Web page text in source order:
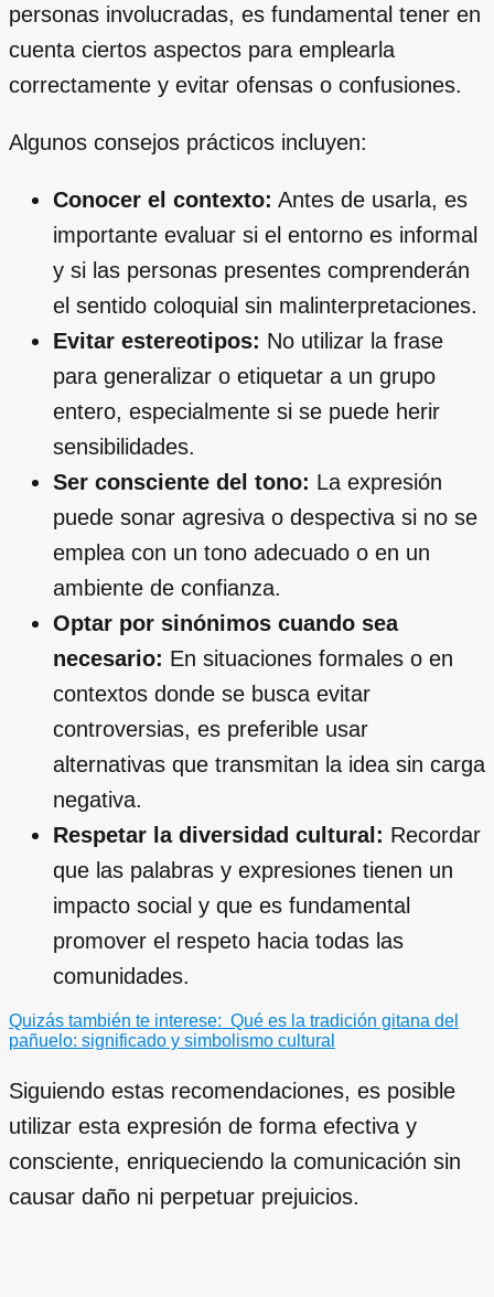
personas involucradas, es fundamental tener en
cuenta ciertos aspectos para emplearla
correctamente y evitar ofensas o confusiones.
Algunos consejos prácticos incluyen:
Conocer el contexto: Antes de usarla, es
importante evaluar si el entorno es informal
y si las personas presentes comprenderán
el sentido coloquial sin malinterpretaciones.
Evitar estereotipos: No utilizar la frase
para generalizar o etiquetar a un grupo
entero, especialmente si se puede herir
sensibilidades.
Ser consciente del tono: La expresión
puede sonar agresiva o despectiva si no se
emplea con un tono adecuado o en un
ambiente de confianza.
Optar por sinónimos cuando sea
necesario: En situaciones formales o en
contextos donde se busca evitar
controversias, es preferible usar
alternativas que transmitan la idea sin carga
negativa.
Respetar la diversidad cultural: Recordar
que las palabras y expresiones tienen un
impacto social y que es fundamental
promover el respeto hacia todas las
comunidades.
Quizás también te interese: Qué es la tradición gitana del
pañuelo: significado y simbolismo cultural
Siguiendo estas recomendaciones, es posible
utilizar esta expresión de forma efectiva y
consciente, enriqueciendo la comunicación sin
causar daño ni perpetuar prejuicios.